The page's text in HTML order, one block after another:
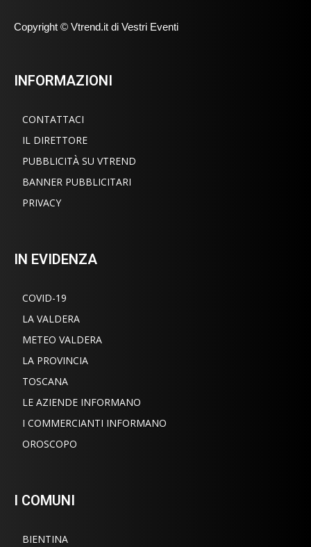
Copyright © Vtrend.it di Vestri Eventi
INFORMAZIONI
CONTATTACI
IL DIRETTORE
PUBBLICITÀ SU VTREND
BANNER PUBBLICITARI
PRIVACY
IN EVIDENZA
COVID-19
LA VALDERA
METEO VALDERA
LA PROVINCIA
TOSCANA
LE AZIENDE INFORMANO
I COMMERCIANTI INFORMANO
OROSCOPO
I COMUNI
BIENTINA